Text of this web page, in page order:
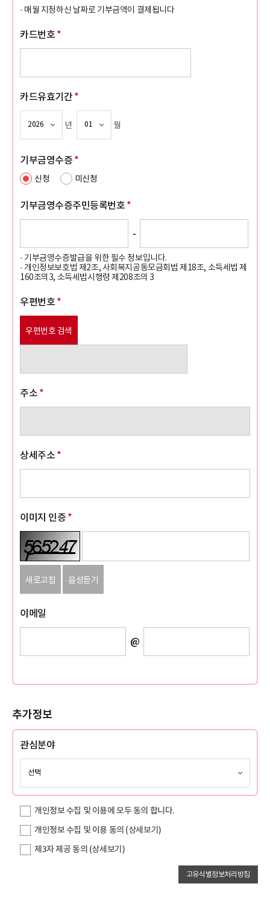
· 매월 지정하신 날짜로 기부금액이 결제됩니다
카드번호 *
카드유효기간 *
년 월
기부금영수증 *
신청 미신청
기부금영수증주민등록번호 *
-
· 기부금영수증발급을 위한 필수 정보입니다.
· 개인정보보호법 제2조, 사회복지공동모금회법 제18조, 소득세법 제
160조의3, 소득세법시행령 제208조의 3
우편번호 *
우편번호 검색
주소 *
상세주소 *
이미지 인증 *
새로고침 음성듣기
이메일
@
추가정보
관심분야
개인정보 수집 및 이용에 모두 동의 합니다.
개인정보 수집 및 이용 동의 (상세보기)
제3자 제공 동의 (상세보기)
고유식별정보처리방침